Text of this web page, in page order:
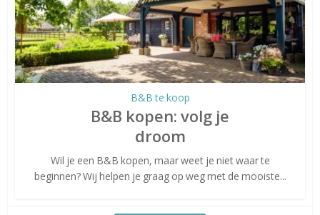
B&B te koop
B&B kopen: volg je
droom
Wil je een B&B kopen, maar weet je niet waar te
beginnen? Wij helpen je graag op weg met de mooiste...